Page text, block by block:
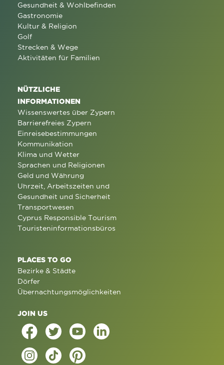
Gesundheit & Wohlbefinden
Gastronomie
Kultur & Religion
Golf
Strecken & Wege
Aktivitäten für Familien
NÜTZLICHE
INFORMATIONEN
Wissenswertes über Zypern
Barrierefreies Zypern
Einreisebestimmungen
Kommunikation
Klima und Wetter
Sprachen und Religionen
Geld und Währung
Uhrzeit, Arbeitszeiten und
Gesundheit und Sicherheit
Transportwesen
Cyprus Responsible Tourism
Touristeninformationsbüros
PLACES TO GO
Bezirke & Städte
Dörfer
Übernachtungsmöglichkeiten
JOIN US